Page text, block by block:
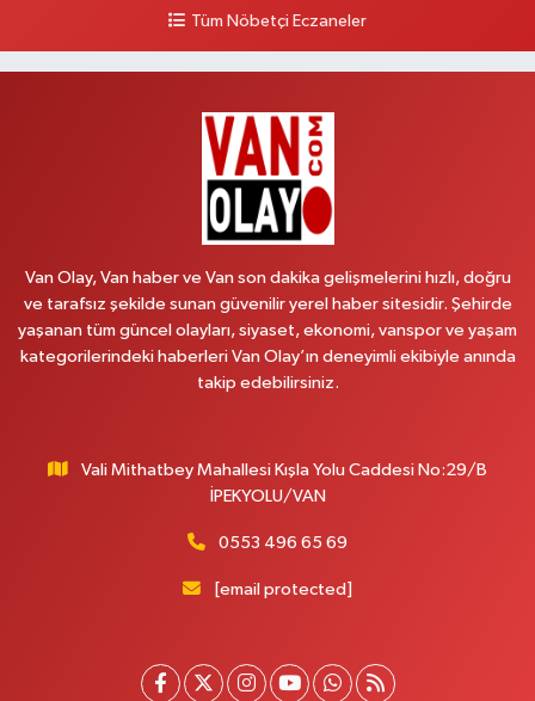
HEKİM HASTANESİ ACİL KARŞISI
Yol Tarifi Al
MAHMUDİYE MAH.ATATÜRK CAD.NO:17B
0 (531) 621 69 65 Yol Tarifi Al
Onay Eczanesi
Yenı Derman Eczanesi
Akdamar Hastanesi Acil yanı. İpekyolu. Hatuniye mahallesi terzioğlu, Eski
Yol Tarifi Al
Hayat Eczanesi
Kışla Mah.Çınarlı Cad.1038 Sk.No:93 3-4
Tüm Nöbetçi Eczaneler
Van Olay, Van haber ve Van son dakika gelişmelerini hızlı, doğru
ve tarafsız şekilde sunan güvenilir yerel haber sitesidir. Şehirde
yaşanan tüm güncel olayları, siyaset, ekonomi, vanspor ve yaşam
kategorilerindeki haberleri Van Olay’ın deneyimli ekibiyle anında
takip edebilirsiniz.
Vali Mithatbey Mahallesi Kışla Yolu Caddesi No:29/B
İPEKYOLU/VAN
0553 496 65 69
[email protected]